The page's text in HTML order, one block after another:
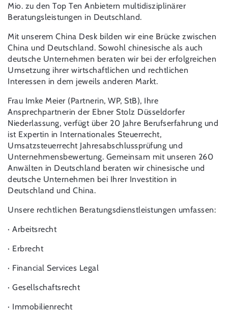
Mio. zu den Top Ten Anbietern multidisziplinärer
Beratungsleistungen in Deutschland.
Mit unserem China Desk bilden wir eine Brücke zwischen
China und Deutschland. Sowohl chinesische als auch
deutsche Unternehmen beraten wir bei der erfolgreichen
Umsetzung ihrer wirtschaftlichen und rechtlichen
Interessen in dem jeweils anderen Markt.
Frau Imke Meier (Partnerin, WP, StB), Ihre
Ansprechpartnerin der Ebner Stolz Düsseldorfer
Niederlassung, verfügt über 20 Jahre Berufserfahrung und
ist Expertin in Internationales Steuerrecht,
Umsatzsteuerrecht Jahresabschlussprüfung und
Unternehmensbewertung. Gemeinsam mit unseren 260
Anwälten in Deutschland beraten wir chinesische und
deutsche Unternehmen bei Ihrer Investition in
Deutschland und China.
Unsere rechtlichen Beratungsdienstleistungen umfassen:
· Arbeitsrecht
· Erbrecht
· Financial Services Legal
· Gesellschaftsrecht
· Immobilienrecht